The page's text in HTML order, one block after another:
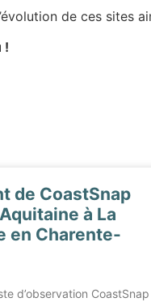
de ces sites
!
de CoastSnap
à La
en Charente-
d’observation CoastSnap